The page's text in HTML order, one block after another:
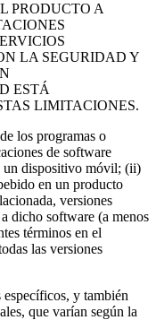
PRODUCTO A
LA SEGURIDAD Y
ESTÁ
LIMITACIONES.
los programas o
de software
un dispositivo móvil; (ii)
en un producto
versiones
dicho software (a menos
términos en el
las versiones
específicos, y también
que varían según la